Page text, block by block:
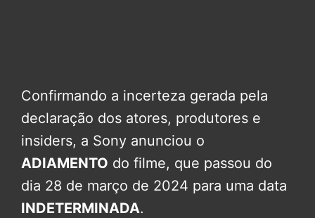
Confirmando a incerteza gerada pela
declaração dos atores, produtores e
insiders, a Sony anunciou o
ADIAMENTO do filme, que passou do
dia 28 de março de 2024 para uma data
INDETERMINADA.